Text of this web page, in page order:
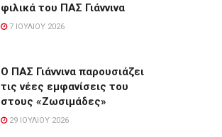
φιλικά του ΠΑΣ Γιάννινα
7 ΙΟΥΛΊΟΥ 2026
Ο ΠΑΣ Γιάννινα παρουσιάζει
τις νέες εμφανίσεις του
στους «Ζωσιμάδες»
29 ΙΟΥΛΊΟΥ 2026